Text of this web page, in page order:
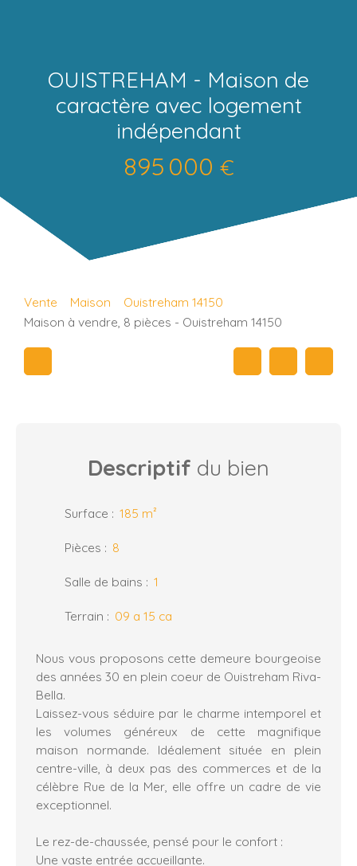
OUISTREHAM - Maison de
caractère avec logement
indépendant
895 000 €
Vente Maison
Ouistreham 14150
Maison à vendre, 8 pièces - Ouistreham 14150
Descriptif du bien
Surface : 185 m²
Pièces : 8
Salle de bains : 1
Terrain : 09 a 15 ca
Nous vous proposons cette demeure bourgeoise
des années 30 en plein coeur de Ouistreham Riva-
Bella.
Laissez-vous séduire par le charme intemporel et
les volumes généreux de cette magnifique
maison normande. Idéalement située en plein
centre-ville, à deux pas des commerces et de la
célèbre Rue de la Mer, elle offre un cadre de vie
exceptionnel.
Le rez-de-chaussée, pensé pour le confort :
Une vaste entrée accueillante.